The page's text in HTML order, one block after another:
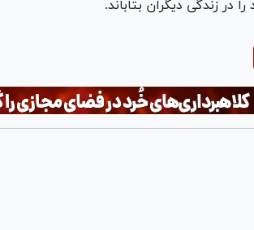
در زندگی دیگران بتاباند.
Video